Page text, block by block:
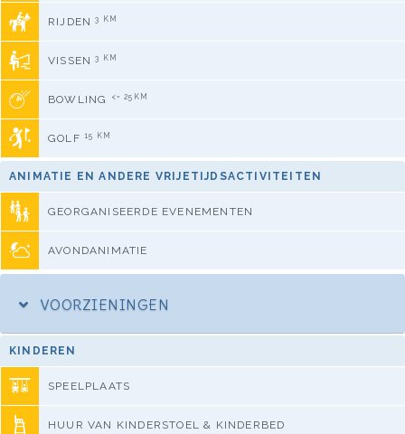
RIJDEN3 KM
VISSEN3 KM
BOWLING <= 25KM
GOLF 15 KM
ANIMATIE EN ANDERE VRIJETIJDSACTIVITEITEN
GEORGANISEERDE EVENEMENTEN
AVONDANIMATIE
VOORZIENINGEN
KINDEREN
SPEELPLAATS
HUUR VAN KINDERSTOEL & KINDERBED